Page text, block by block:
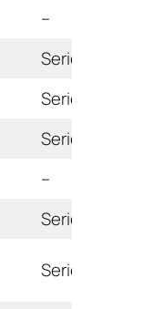
–
Serie
Serie
Serie
–
Serie
Serie